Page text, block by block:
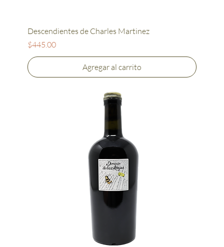
Descendientes de Charles Martinez
Precio
$445.00
Agregar al carrito